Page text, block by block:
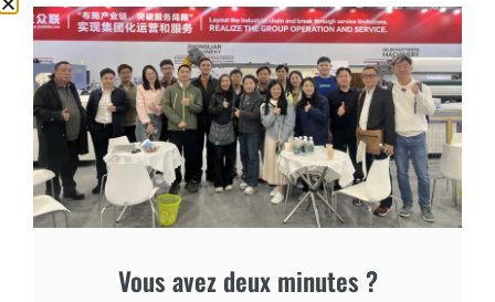
Mastering Pocket Spring Production: Our Machine in
Action
Veuillez noter que le coût final dépend du service
personnalisé dont vous avez besoin, des spécifications
pertinentes et de la distance de transport. Prenons
Vous avez deux minutes ?